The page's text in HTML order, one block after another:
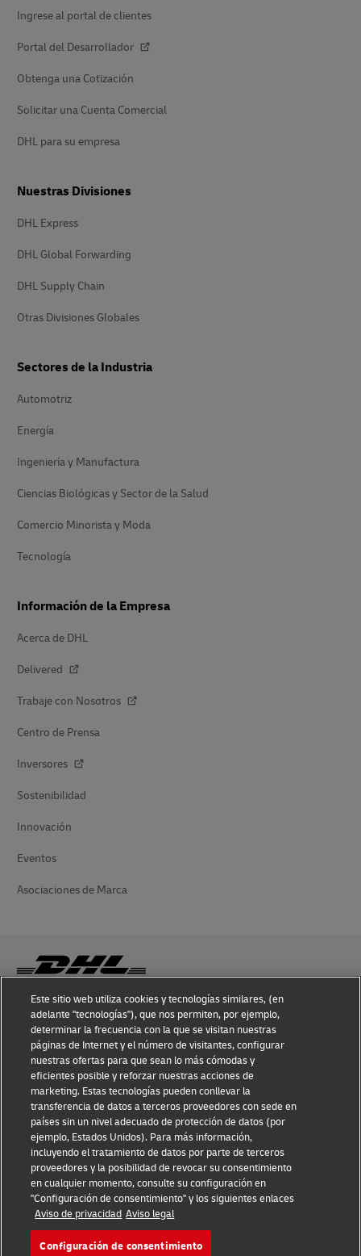
Ingrese al portal de clientes
Portal del Desarrollador
Obtenga una Cotización
Solicitar una Cuenta Comercial
DHL para su empresa
Nuestras Divisiones
DHL Express
DHL Global Forwarding
DHL Supply Chain
Otras Divisiones Globales
Sectores de la Industria
Automotriz
Energía
Ingeniería y Manufactura
Ciencias Biológicas y Sector de la Salud
Comercio Minorista y Moda
Tecnología
Información de la Empresa
Acerca de DHL
Delivered
Trabaje con Nosotros
Centro de Prensa
Inversores
Sostenibilidad
Innovación
Eventos
Asociaciones de Marca
Conocimiento sobre Fraudes
Aviso Legal
Condiciones de Uso
Aviso de privacidad
Información Adicional
Ajustes de Cookies
Síganos
Este sitio web utiliza cookies y tecnologías similares, (en
adelante "tecnologías"), que nos permiten, por ejemplo,
determinar la frecuencia con la que se visitan nuestras
páginas de Internet y el número de visitantes, configurar
nuestras ofertas para que sean lo más cómodas y
eficientes posible y reforzar nuestras acciones de
marketing. Estas tecnologías pueden conllevar la
transferencia de datos a terceros proveedores con sede en
países sin un nivel adecuado de protección de datos (por
ejemplo, Estados Unidos). Para más información,
incluyendo el tratamiento de datos por parte de terceros
proveedores y la posibilidad de revocar su consentimiento
en cualquier momento, consulte su configuración en
"Configuración de consentimiento" y los siguientes enlaces
Aviso de privacidad Aviso legal
Configuración de consentimiento